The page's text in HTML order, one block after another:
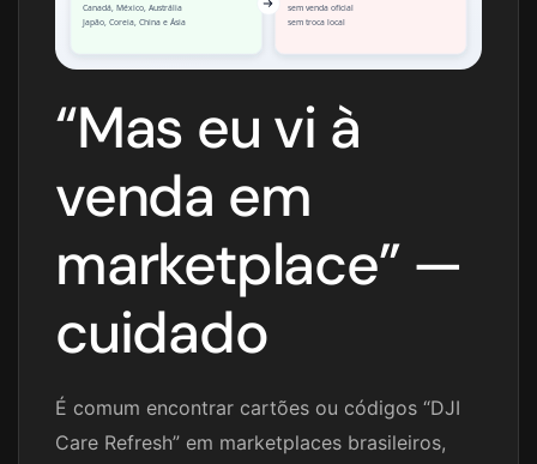
Canadá, México, Austrália
Japão, Coreia, China e Ásia
sem venda oficial
sem troca local
“Mas eu vi à
venda em
marketplace” —
cuidado
É comum encontrar cartões ou códigos “DJI
Care Refresh” em marketplaces brasileiros,